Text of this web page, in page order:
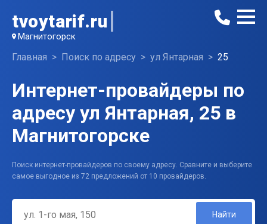
tvoytarif.ru
Магнитогорск
Главная Поиск по адресу ул Янтарная 25
Интернет-провайдеры по
адресу ул Янтарная, 25 в
Магнитогорске
Поиск интернет-провайдеров по своему адресу. Сравните и выберите
самое выгодное из 72 предложений от 10 провайдеров.
Найти